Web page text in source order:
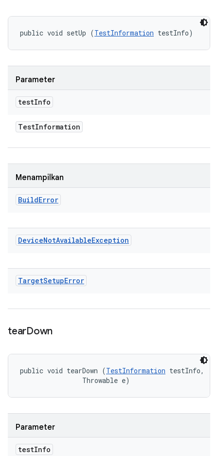
public void setUp (TestInformation testInfo)
Parameter
testInfo
TestInformation
Menampilkan
BuildError
DeviceNotAvailableException
TargetSetupError
tearDown
public void tearDown (TestInformation testInfo,
                Throwable e)
Parameter
testInfo